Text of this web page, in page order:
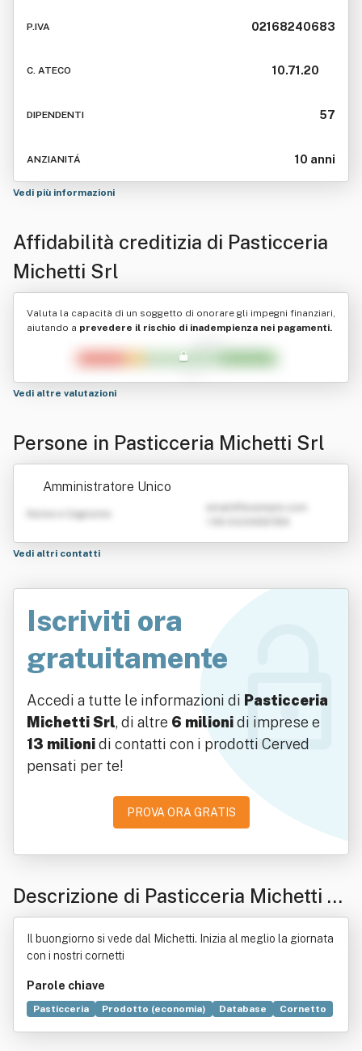
P.IVA 02168240683
C. ATECO 10.71.20
DIPENDENTI 57
ANZIANITÁ 10 anni
Vedi più informazioni
Affidabilità creditizia di Pasticceria
Michetti Srl
Valuta la capacità di un soggetto di onorare gli impegni finanziari,
aiutando a prevedere il rischio di inadempienza nei pagamenti.
Vedi altre valutazioni
Persone in Pasticceria Michetti Srl
Amministratore Unico
Nome e Cognome
Vedi altri contatti
Iscriviti ora
gratuitamente
Accedi a tutte le informazioni di Pasticceria
Michetti Srl, di altre 6 milionidi imprese e
13 milionidi contatti con i prodotti Cerved
pensati per te!
PROVA ORA GRATIS
Descrizione di Pasticceria Michetti Sr
l
Il buongiorno si vede dal Michetti. Inizia al meglio la giornata
con i nostri cornetti
Parole chiave
Pasticceria Prodotto (economia) Database
Cornetto